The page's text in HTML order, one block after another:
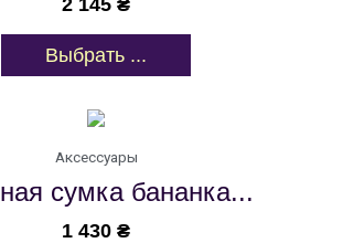
Выбрать ...
Аксессуары
сумка бананка...
1 430 ₴